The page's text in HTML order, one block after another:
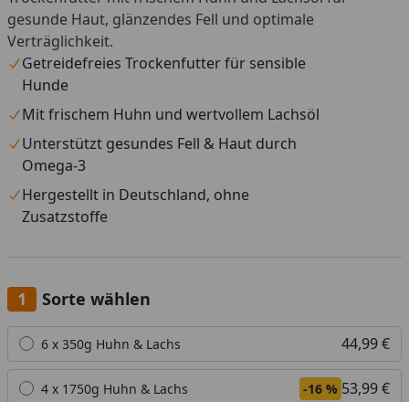
gesunde Haut, glänzendes Fell und optimale
Verträglichkeit.
Getreidefreies Trockenfutter für sensible
Hunde
Mit frischem Huhn und wertvollem Lachsöl
Unterstützt gesundes Fell & Haut durch
Omega-3
Hergestellt in Deutschland, ohne
Zusatzstoffe
Sorte wählen
Alle anzeigen (6)
6 x 350g Huhn & Lachs 44,99 €
4 x 1750g Huhn & Lachs -16 % 53,99 €